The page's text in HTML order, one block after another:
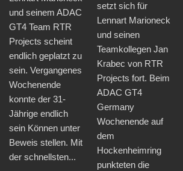
und seinem ADAC
GT4 Team RTR
Projects scheint
endlich geplatzt zu
sein. Vergangenes
Wochenende
konnte der 31-
Jährige endlich
sein Können unter
Beweis stellen. Mit
der schnellsten...
setzt sich für
Lennart Marioneck
und seinen
Teamkollegen Jan
Krabec von RTR
Projects fort. Beim
ADAC GT4
Germany
Wochenende auf
dem
Hockenheimring
punkteten die